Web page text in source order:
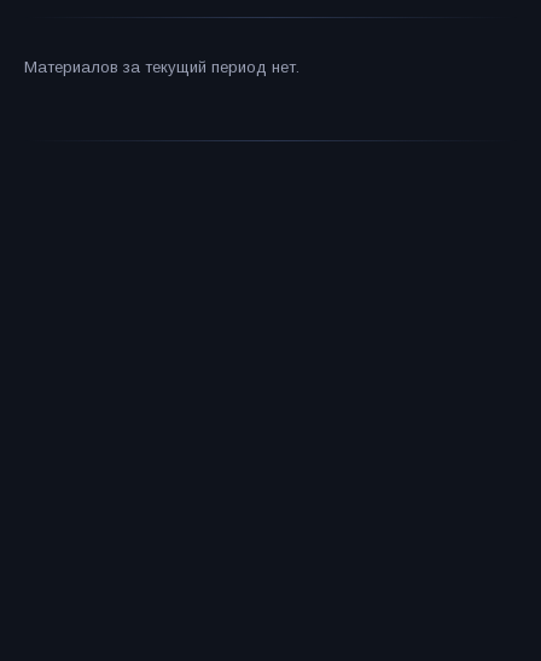
Материалов за текущий период нет.